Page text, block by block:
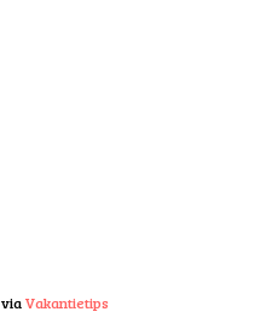
viaVakantietips